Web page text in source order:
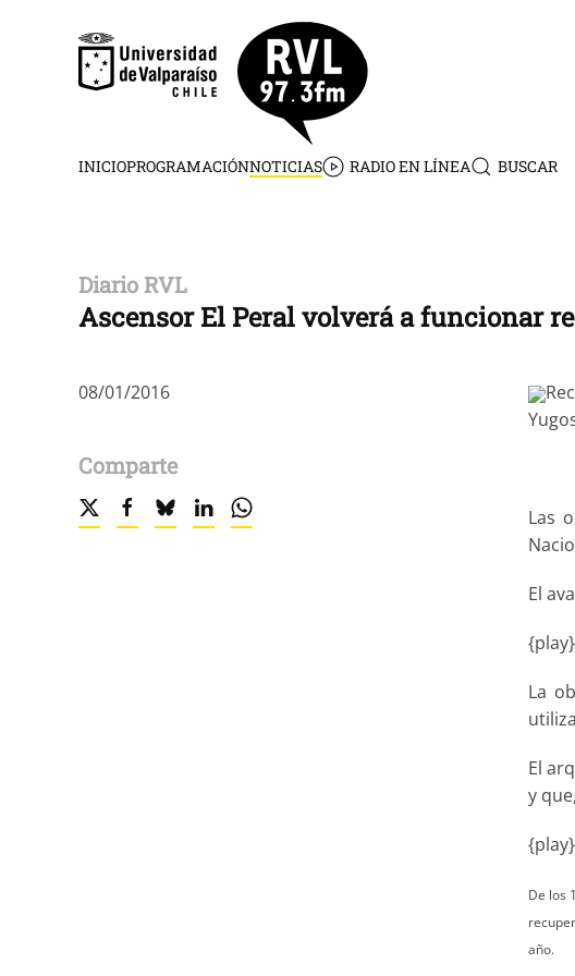
Skip to main content
INICIOPROGRAMACIÓNNOTICIAS RADIO EN LÍNEA BUSCAR
Diario RVL
Ascensor El Peral volverá a funcionar
08/01/2016
Comparte
Las
El
La
El
y
De los
año.